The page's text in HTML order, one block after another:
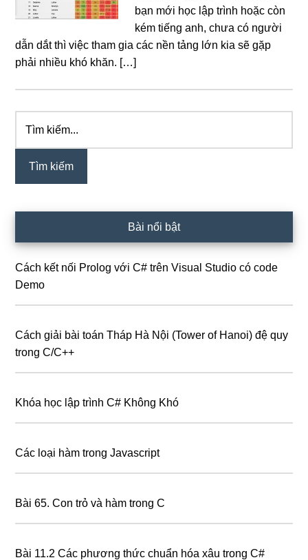
bạn mới học lập trình hoặc còn
kém tiếng anh, chưa có người
dẫn dắt thì việc tham gia các nền tảng lớn kia sẽ gặp
phải nhiều khó khăn. […]
Sidebar
chính
kiếm...
Bài nổi bật
Cách kết nối Prolog với C# trên Visual Studio có code
Demo
Cách giải bài toán Tháp Hà Nội (Tower of Hanoi) đệ quy
trong C/C++
Khóa học lập trình C# Không Khó
Các loại hàm trong Javascript
Bài 65. Con trỏ và hàm trong C
Bài 11.2 Các phương thức chuẩn hóa xâu trong C#